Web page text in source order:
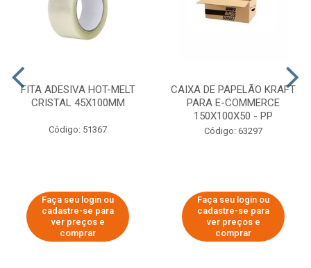
FITA ADESIVA HOT-MELT
CRISTAL 45X100MM
Código: 51367
Faça seu login ou
cadastre-se para
ver preços e
comprar
CAIXA DE PAPELÃO KRAFT
PARA E-COMMERCE
150X100X50 - PP
Código: 63297
Faça seu login ou
cadastre-se para
ver preços e
comprar